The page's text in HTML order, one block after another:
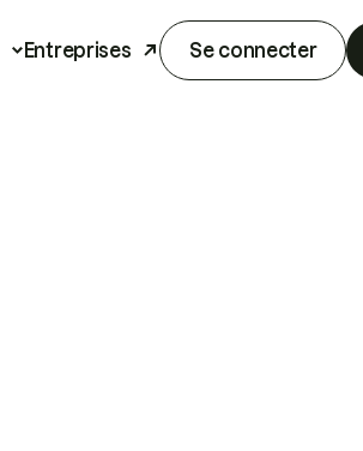
Entreprises Se connecter